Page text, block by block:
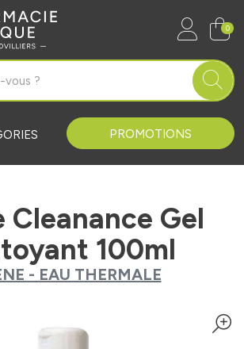
Pharmacie Paque Grandvilliers
0
PROMOTIONS
Cleanance Gel
100ml
- EAU THERMALE